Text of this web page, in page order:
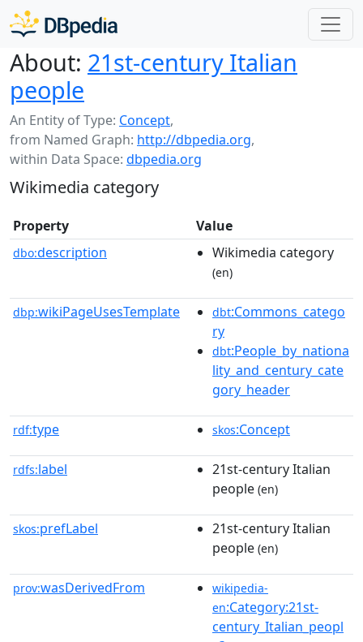
About: 21st-century Italian
people
An Entity of Type: Concept,
from Named Graph: http://dbpedia.org,
within Data Space: dbpedia.org
Wikimedia category
Property Value
dbo:description Wikimedia category
(en)
dbp:wikiPageUsesTemplate dbt:Commons_catego
ry
dbt:People_by_nationa
lity_and_century_cate
gory_header
rdf:type skos:Concept
rdfs:label
21st-century Italian
people (en)
skos:prefLabel
21st-century Italian
people (en)
prov:wasDerivedFrom
wikipedia-
en:Category:21st-
century_Italian_peopl